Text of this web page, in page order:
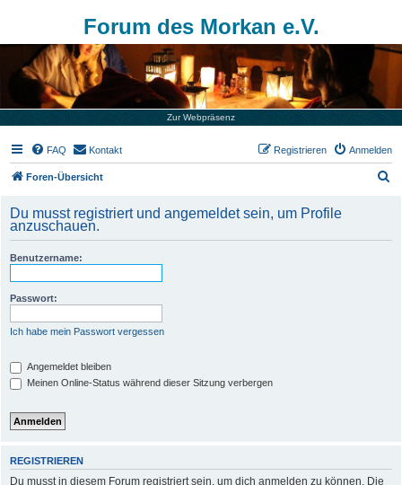
Forum des Morkan e.V.
Zur Webpräsenz
FAQ Kontakt Anmelden
Registrieren
Foren-Übersicht
h
Du musst registriert und angemeldet sein, um Profile
anzuschauen.
Benutzername:
Passwort:
Ich habe mein Passwort vergessen
Angemeldet bleiben
Meinen Online-Status während dieser Sitzung verbergen
REGISTRIEREN
Du musst in diesem Forum registriert sein, um dich anmelden zu können. Die